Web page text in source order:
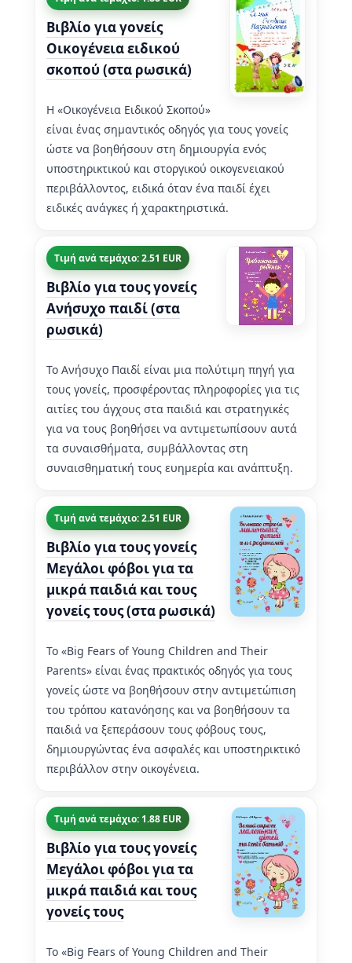
Βιβλίο για γονείς
Οικογένεια ειδικού
σκοπού (στα ρωσικά)
Η «Οικογένεια Ειδικού Σκοπού»
είναι ένας σημαντικός οδηγός για τους γονείς
ώστε να βοηθήσουν στη δημιουργία ενός
υποστηρικτικού και στοργικού οικογενειακού
περιβάλλοντος, ειδικά όταν ένα παιδί έχει
ειδικές ανάγκες ή χαρακτηριστικά.
Τιμή ανά τεμάχιο: 2.51 EUR
Βιβλίο για τους γονείς
Ανήσυχο παιδί (στα
ρωσικά)
Το Ανήσυχο Παιδί είναι μια πολύτιμη πηγή για
τους γονείς, προσφέροντας πληροφορίες για τις
αιτίες του άγχους στα παιδιά και στρατηγικές
για να τους βοηθήσει να αντιμετωπίσουν αυτά
τα συναισθήματα, συμβάλλοντας στη
συναισθηματική τους ευημερία και ανάπτυξη.
Τιμή ανά τεμάχιο: 2.51 EUR
Βιβλίο για τους γονείς
Μεγάλοι φόβοι για τα
μικρά παιδιά και τους
γονείς τους (στα ρωσικά)
Το «Big Fears of Young Children and Their
Parents» είναι ένας πρακτικός οδηγός για τους
γονείς ώστε να βοηθήσουν στην αντιμετώπιση
του τρόπου κατανόησης και να βοηθήσουν τα
παιδιά να ξεπεράσουν τους φόβους τους,
δημιουργώντας ένα ασφαλές και υποστηρικτικό
περιβάλλον στην οικογένεια.
Τιμή ανά τεμάχιο: 1.88 EUR
Βιβλίο για τους γονείς
Μεγάλοι φόβοι για τα
μικρά παιδιά και τους
γονείς τους
Το «Big Fears of Young Children and Their